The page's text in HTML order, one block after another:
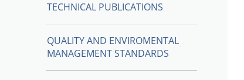
TECHNICAL PUBLICATIONS
QUALITY AND ENVIROMENTAL
MANAGEMENT STANDARDS